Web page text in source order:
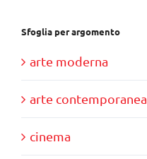
Sfoglia per argomento
arte moderna
arte contemporanea
cinema